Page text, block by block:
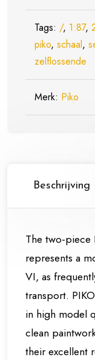
Falns
VTG
Tijdperk
VI
-
Schaal
Nieuw
Tags: /, 1:87,
piko, schaal,
zelflossende
Merk: Piko
Beschrijving
The two-piece
represents a
VI, as
transport.
in high model
clean
their excellent